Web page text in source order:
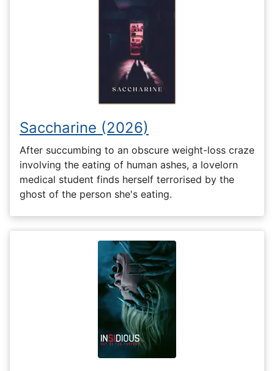
Saccharine (2026)
After succumbing to an obscure weight-loss craze
involving the eating of human ashes, a lovelorn
medical student finds herself terrorised by the
ghost of the person she's eating.